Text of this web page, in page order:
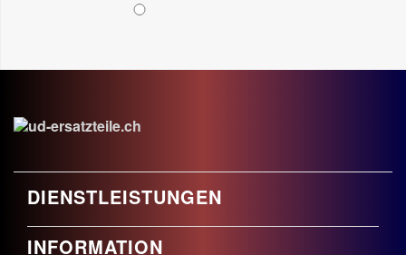
DIENSTLEISTUNGEN
INFORMATION